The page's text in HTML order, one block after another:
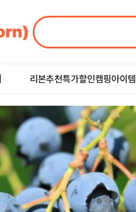
리본추천특가할인캠핑아이템